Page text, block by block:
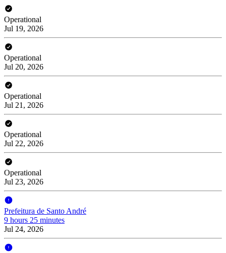
Operational
Jul 19, 2026
Operational
Jul 20, 2026
Operational
Jul 21, 2026
Operational
Jul 22, 2026
Operational
Jul 23, 2026
Prefeitura de Santo André
9 hours 25 minutes
Jul 24, 2026